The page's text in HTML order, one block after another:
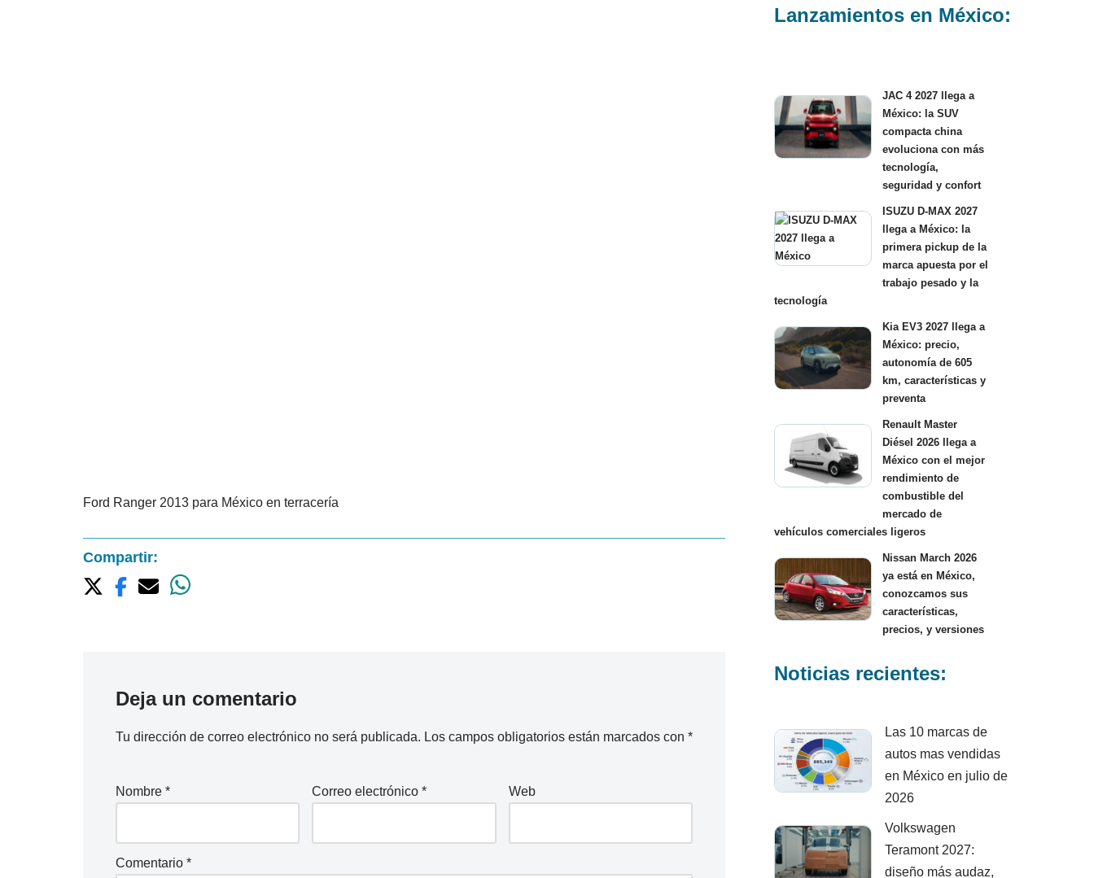
Ford Ranger 2013 para México en terracería
Compartir:
Deja un comentario
Tu dirección de correo electrónico no será publicada. Los campos obligatorios están marcados con *
Nombre * Correo electrónico* Web
Comentario *
Lanzamientos en México:
JAC 4 2027 llega a
México: la SUV
compacta china
evoluciona con más
tecnología,
seguridad y confort
ISUZU D-MAX 2027
llega a México: la
primera pickup de la
marca apuesta por el
trabajo pesado y la
tecnología
Kia EV3 2027 llega a
México: precio,
autonomía de 605
km, características y
preventa
Renault Master
Diésel 2026 llega a
México con el mejor
rendimiento de
combustible del
mercado de
vehículos comerciales ligeros
Nissan March 2026
ya está en México,
conozcamos sus
características,
precios, y versiones
Noticias recientes:
Las 10 marcas de
autos mas vendidas
en México en julio de
2026
Volkswagen
Teramont 2027:
diseño más audaz,